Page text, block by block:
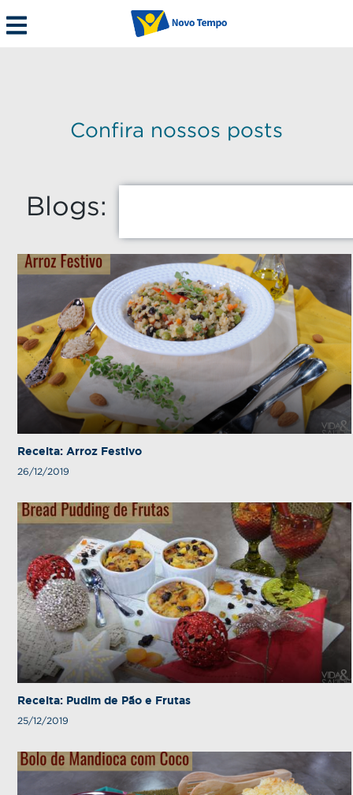
Confira nossos posts
Blogs:
Receita: Arroz Festivo
26/12/2019
Receita: Pudim de Pão e Frutas
25/12/2019